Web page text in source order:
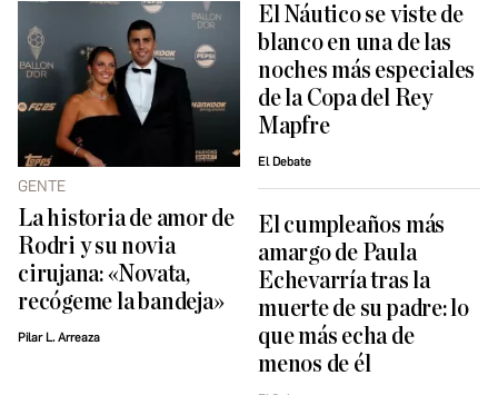
GENTE
La historia de amor de
Rodri y su novia
cirujana: «Novata,
recógeme la bandeja»
Pilar L. Arreaza
El Náutico se viste de
blanco en una de las
noches más especiales
de la Copa del Rey
Mapfre
El Debate
El cumpleaños más
amargo de Paula
Echevarría tras la
muerte de su padre: lo
que más echa de
menos de él